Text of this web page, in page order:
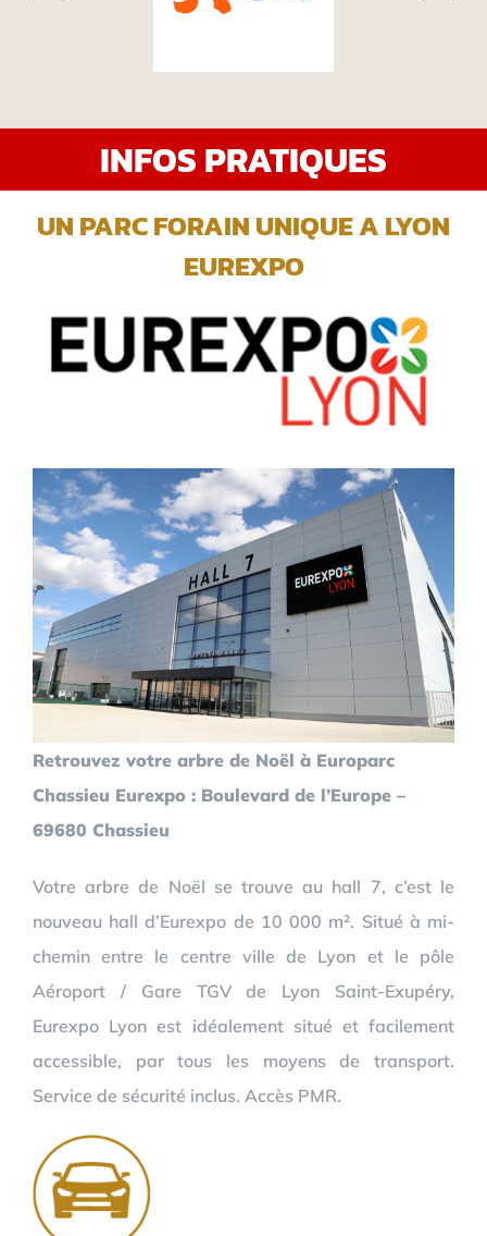
INFOS PRATIQUES
UN PARC FORAIN UNIQUE A LYON
EUREXPO
Retrouvez votre arbre de Noël à Europarc
Chassieu Eurexpo : Boulevard de l’Europe –
69680 Chassieu
Votre arbre de Noël se trouve au hall 7, c’est le
nouveau hall d’Eurexpo de 10 000 m². Situé à mi-
chemin entre le centre ville de Lyon et le pôle
Aéroport / Gare TGV de Lyon Saint-Exupéry,
Eurexpo Lyon est idéalement situé et facilement
accessible, par tous les moyens de transport.
Service de sécurité inclus. Accès PMR.